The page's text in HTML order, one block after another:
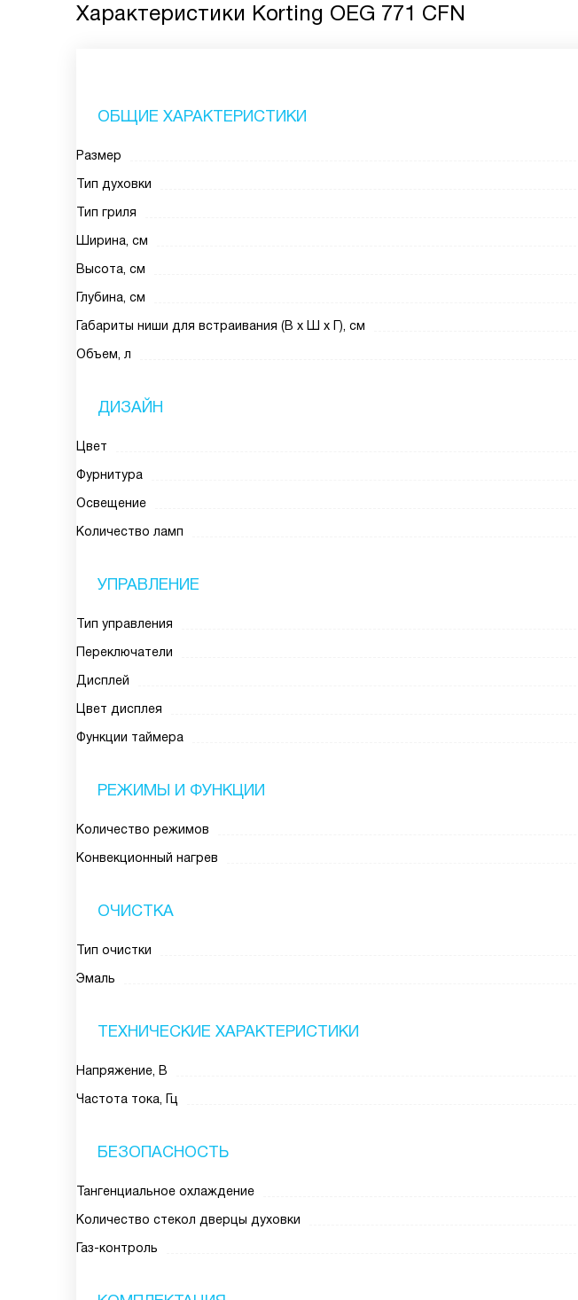
Характеристики Korting OEG 771 CFN
ОБЩИЕ ХАРАКТЕРИСТИКИ
Размер
Тип духовки
Тип гриля
Ширина, см
Высота, см
Глубина, см
Габариты ниши для встраивания (В х Ш х Г), см
Объем, л
ДИЗАЙН
Цвет
Фурнитура
Освещение
Количество ламп
УПРАВЛЕНИЕ
Тип управления
Переключатели
Дисплей
Цвет дисплея
Функции таймера
РЕЖИМЫ И ФУНКЦИИ
Количество режимов
Конвекционный нагрев
ОЧИСТКА
Тип очистки
Эмаль
ТЕХНИЧЕСКИЕ ХАРАКТЕРИСТИКИ
Напряжение, В
Частота тока, Гц
БЕЗОПАСНОСТЬ
Тангенциальное охлаждение
Количество стекол дверцы духовки
Газ-контроль